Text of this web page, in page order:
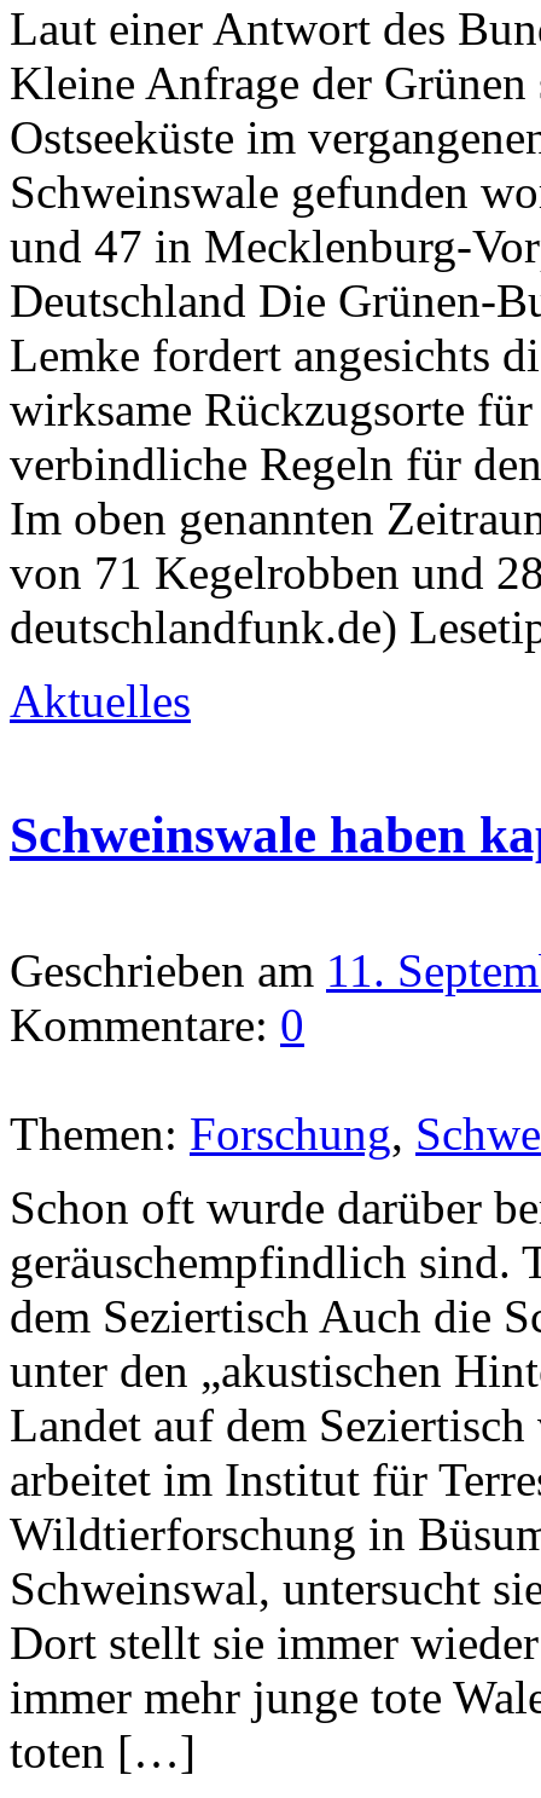
Laut einer Antwort des
Kleine Anfrage der Grünen
Ostseeküste im
Schweinswale gefunden
und 47 in Mecklenburg-
Deutschland Die Grünen-
Lemke fordert angesichts
wirksame Rückzugsorte
verbindliche Regeln für
Im oben genannten
von 71 Kegelrobben und
deutschlandfunk.de)
Aktuelles
Schweinswale haben
Geschrieben am 11.
Kommentare: 0
Themen: Forschung,
Schon oft wurde darüber
geräuschempfindlich sind.
dem Seziertisch Auch die
unter den „akustischen
Landet auf dem
arbeitet im Institut für
Wildtierforschung in
Schweinswal, untersucht
Dort stellt sie immer
immer mehr junge tote
toten […]